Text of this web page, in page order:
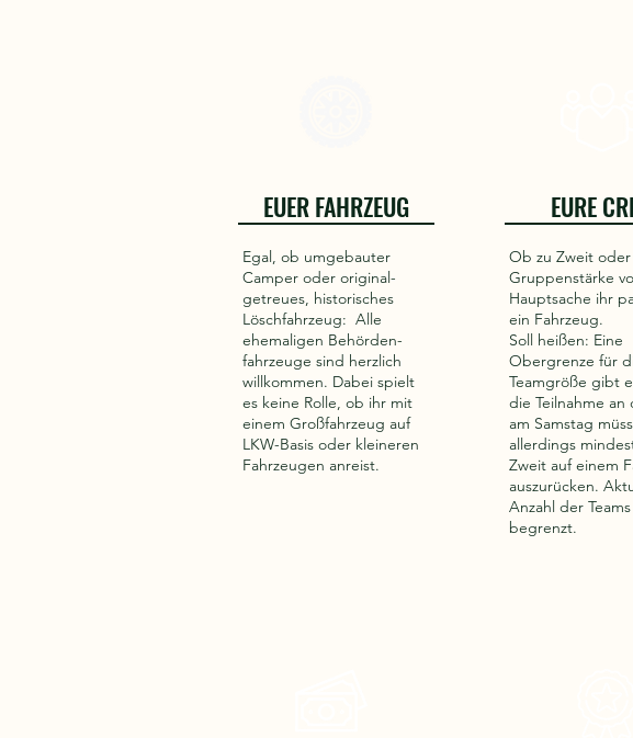
EUER FAHRZEUG
Egal, ob umgebauter
Camper oder original-
getreues, historisches
Löschfahrzeug: Alle
ehemaligen Behörden-
fahrzeuge sind herzlich
willkommen. Dabei spielt
es keine Rolle, ob ihr mit
einem Großfahrzeug auf
LKW-Basis oder kleineren
Fahrzeugen anreist.
EURE
Ob zu Zweit
Gruppenstärke
Hauptsache ihr
ein Fahrzeug.
Soll heißen: Eine
Obergrenze für
Teamgröße gibt
die Teilnahme an
am Samstag
allerdings
Zweit auf einem
auszurücken.
Anzahl der
begrenzt.